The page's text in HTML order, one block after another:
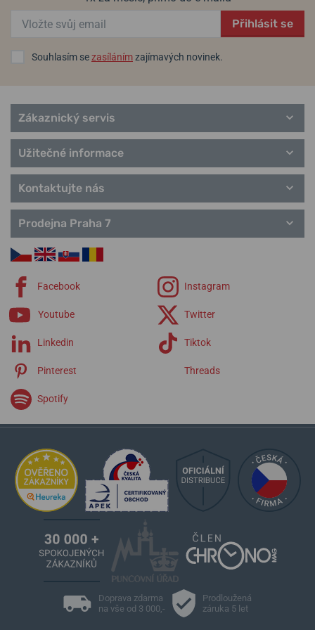
Populární modelové řady PRIM
Manufacture 1949
Quartz
Přihlásit se
Souhlasím sezasílánímzajímavých novinek.
Zákaznický servis
Užitečné informace
Kontaktujte nás
Prodejna Praha 7
Facebook Instagram
Youtube Twitter
Linkedin Tiktok
Pinterest Threads
Spotify
Doprava zdarma
na vše od 3 000,-
Prodloužená
záruka 5 let